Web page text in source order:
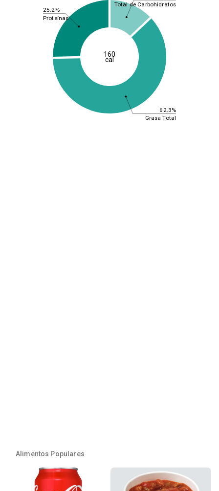
62.3%
25.2%
Total de Carbohidratos
Grasa Total
Proteínas
160
cal
Alimentos Populares